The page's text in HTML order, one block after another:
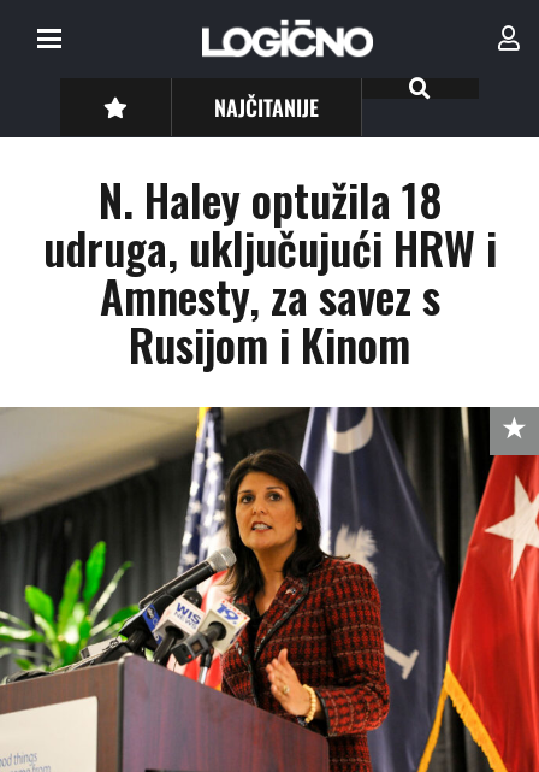
NAJČITANIJE
N. Haley optužila 18
udruga, uključujući HRW i
Amnesty, za savez s
Rusijom i Kinom